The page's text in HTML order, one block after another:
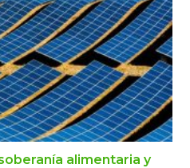
alimentaria y